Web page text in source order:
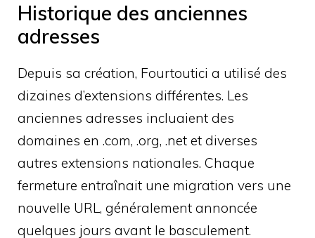
Historique des anciennes
adresses
Depuis sa création, Fourtoutici a utilisé des
dizaines d’extensions différentes. Les
anciennes adresses incluaient des
domaines en .com, .org, .net et diverses
autres extensions nationales. Chaque
fermeture entraînait une migration vers une
nouvelle URL, généralement annoncée
quelques jours avant le basculement.